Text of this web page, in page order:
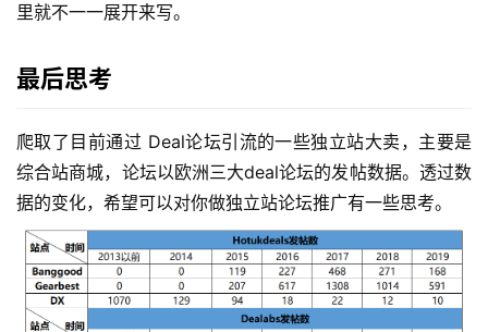
里就不一一展开来写。
最后思考
爬取了目前通过 Deal论坛引流的一些独立站大卖，主要是
综合站商城，论坛以欧洲三大deal论坛的发帖数据。透过数
据的变化，希望可以对你做独立站论坛推广有一些思考。